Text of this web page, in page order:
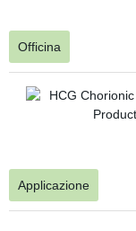
Officina
Applicazione